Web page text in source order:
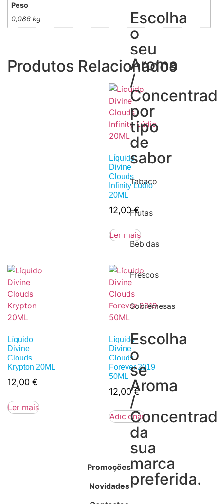
Escolha
o
seu
Aroma
/
por
tipo
de
sabor
Tabaco
Frutas
Bebidas
Frescos
Sobremesas
Escolha
o
se
Aroma
/
da
sua
marca
preferida.
Peso
0,086 kg
Produtos Relacionados
Líquido
Divine
Clouds
Infinity Lúdio
20ML
12,00€
Ler mais
Líquido
Divine
Clouds
Krypton 20ML
12,00 €
Ler mais
Líquido
Divine
Clouds
Forever 2019
50ML
12,00€
Adicionar
Promoções
Novidades